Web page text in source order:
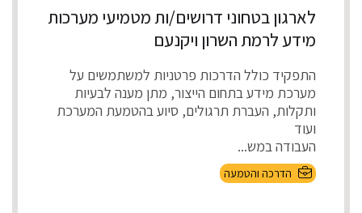
לארגון בטחוני דרושים/ות מטמיעי מערכות
מידע לרמת השרון ויקנעם
התפקיד כולל הדרכות פרטניות למשתמשים על
מערכת מידע בתחום הייצור, מתן מענה לבעיות
ותקלות, העברת תרגולים, סיוע בהטמעת המערכת
ועוד
העבודה במש...
הדרכה והטמעה